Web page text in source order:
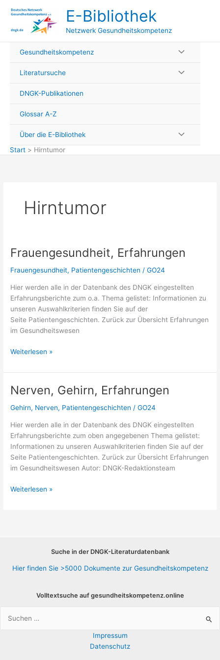
Inhalt
E-Bibliothek
Netzwerk Gesundheitskompetenz
Gesundheitskompetenz
Literatursuche
DNGK-Publikationen
Glossar A-Z
Über die E-Bibliothek
Start
Hirntumor
Hirntumor
Frauengesundheit, Erfahrungen
Frauengesundheit, Patientengeschichten /GO24
Hier werden alle in der Datenbank des DNGK eingestellten
Erfahrungsberichte zum o.a. Thema gelistet: Informationen zu
unseren Auswahlkriterien finden Sie auf der
Seite Patientengeschichten. Zurück zur Übersicht Erfahrungen
im Gesundheitswesen
Frauengesundheit,
Weiterlesen »
Nerven, Gehirn, Erfahrungen
Gehirn, Nerven, Patientengeschichten /GO24
Hier werden alle in der Datenbank des DNGK eingestellten
Erfahrungsberichte zum oben angegebenen Thema gelistet:
Informationen zu unseren Auswahlkriterien finden Sie auf der
Seite Patientengeschichten. Zurück zur Übersicht Erfahrungen
im Gesundheitswesen Autor: DNGK-Redaktionsteam
Nerven,
Weiterlesen »
Suche in der DNGK-Literaturdatenbank
Hier finden Sie >5000 Dokumente zur Gesundheitskompetenz
Volltextsuche auf gesundheitskompetenz.online
nach:
Impressum
Datenschutz